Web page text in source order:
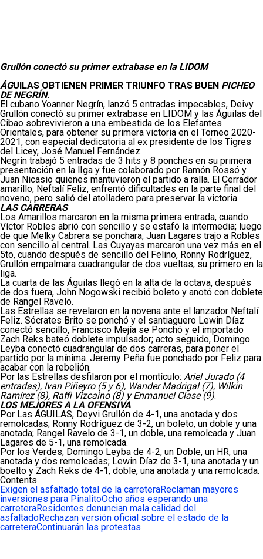
Grullón conectó su primer extrabase en la LIDOM
ÁGUILAS OBTIENEN PRIMER TRIUNFO TRAS BUEN PICHEO
DE NEGRÍN.
El cubano Yoanner Negrín, lanzó 5 entradas impecables, Deivy
Grullón conectó su primer extrabase en LIDOM y las Águilas del
Cibao sobrevivieron a una embestida de los Elefantes
Orientales, para obtener su primera victoria en el Torneo 2020-
2021, con especial dedicatoria al ex presidente de los Tigres
del Licey, José Manuel Fernández.
Negrín trabajó 5 entradas de 3 hits y 8 ponches en su primera
presentación en la lIga y fue colaborado por Ramón Rossó y
Juan Nicasio quienes mantuvieron el partido a ralla. El Cerrador
amarillo, Neftalí Feliz, enfrentó dificultades en la parte final del
noveno, pero salió del atolladero para preservar la victoria.
LAS CARRERAS
Los Amarillos marcaron en la misma primera entrada, cuando
Víctor Robles abrió con sencillo y se estafó la intermedia; luego
de que Melky Cabrera se ponchara, Juan Lagares trajo a Robles
con sencillo al central. Las Cuyayas marcaron una vez más en el
5to, cuando después de sencillo del Felino, Ronny Rodríguez,
Grullón empalmara cuadrangular de dos vueltas, su primero en la
liga.
La cuarta de las Águilas llegó en la alta de la octava, después
de dos fuera, John Nogowski recibió boleto y anotó con doblete
de Rangel Ravelo.
Las Estrellas se revelaron en la novena ante el lanzador Neftalí
Feliz. Sócrates Brito se ponchó y el santiaguero Lewin Díaz
conectó sencillo, Francisco Mejía se Ponchó y el importado
Zach Reks bateó doblete impulsador; acto seguido, Domingo
Leyba conectó cuadrangular de dos carreras, para poner el
partido por la mínima. Jeremy Peña fue ponchado por Feliz para
acabar con la rebelión.
Por las Estrellas desfilaron por el montículo: Ariel Jurado (4
entradas), Ivan Piñeyro (5 y 6), Wander Madrigal (7), Wilkin
Ramírez (8), Raffi Vizcaíno (8) y Enmanuel Clase (9).
LOS MEJORES A LA OFENSIVA
Por Las ÁGUILAS, Deyvi Grullón de 4-1, una anotada y dos
remolcadas; Ronny Rodríguez de 3-2, un boleto, un doble y una
anotada; Rangel Ravelo de 3-1, un doble, una remolcada y Juan
Lagares de 5-1, una remolcada.
Por los Verdes, Domingo Leyba de 4-2, un Doble, un HR, una
anotada y dos remolcadas; Lewin Díaz de 3-1, una anotada y un
boelto y Zach Reks de 4-1, doble, una anotada y una remolcada.
Contents
Exigen el asfaltado total de la carreteraReclaman mayores
inversiones para PinalitoOcho años esperando una
carreteraResidentes denuncian mala calidad del
asfaltadoRechazan versión oficial sobre el estado de la
carreteraContinuarán las protestas